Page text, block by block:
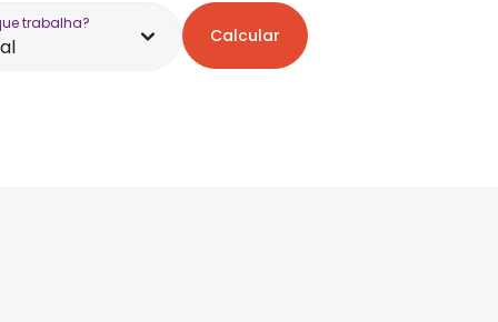
trabalha?
Calcular